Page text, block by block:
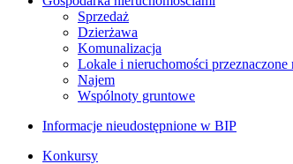
Sprzedaż
Dzierżawa
Komunalizacja
Lokale i nieruchomości przeznaczone
Najem
Wspólnoty gruntowe
Informacje nieudostępnione w BIP
Konkursy